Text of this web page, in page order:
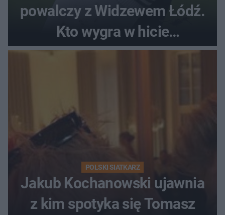
powalczy z Widzewem Łódź.
Kto wygra w hicie
Ekstraklasy?
POLSKI SIATKARZ
Jakub Kochanowski ujawnia
z kim spotyka się Tomasz